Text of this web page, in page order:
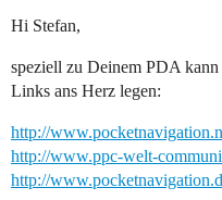
Hi Stefan,
speziell zu Deinem PDA
Links ans Herz legen:
http://
http://www.ppc-welt-
http://